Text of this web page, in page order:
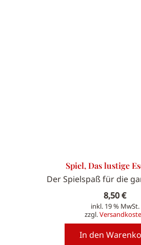
Spiel, Das lustige
Der Spielspaß für die
8,50€
inkl. 19 % MwSt.
zzgl.
In den